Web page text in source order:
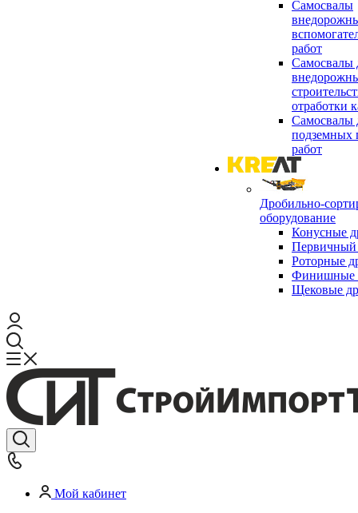
Самосвалы
работ
Самосвалы
отработки
Самосвалы
подземных
работ
Дробильно-
оборудование
Конусные
Первичный
Роторные
Финишные
Щековые
Мой кабинет